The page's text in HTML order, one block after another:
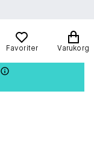
Favoriter Varukorg